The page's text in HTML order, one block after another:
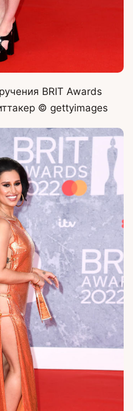
BRIT Awards
© gettyimages